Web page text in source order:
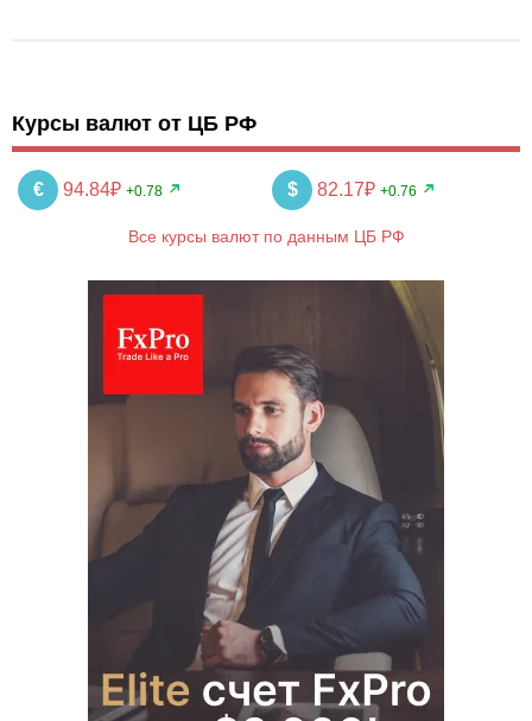
Курсы валют от ЦБ РФ
€ 94.84₽ +0.78 $ 82.17₽ +0.76
Все курсы валют по данным ЦБ РФ